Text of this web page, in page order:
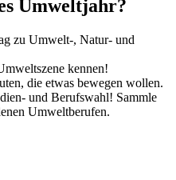
Umweltjahr?
zu Umwelt-, Natur- und
kennen!
die etwas bewegen wollen.
und Berufswahl! Sammle
Umweltberufen.